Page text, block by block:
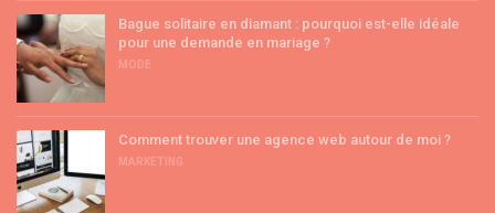
Bague solitaire en diamant : pourquoi est-elle idéale
pour une demande en mariage ?
MODE
Comment trouver une agence web autour de moi ?
MARKETING